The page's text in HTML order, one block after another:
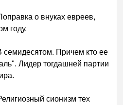
о внуках евреев,
году.
семидесятом. Причем кто ее
Лидер тогдашней партии
сионизм тех